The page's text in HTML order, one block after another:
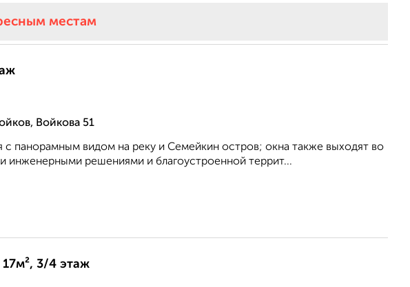
местам
Войкова 51
с панорамным видом на реку и Семейкин остров; окна также выходят во
решениями и благоустроенной террит...
3/4 этаж